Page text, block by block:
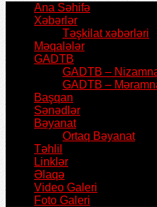
Ana Səhifə
Xəbərlər
Təşkilat xəbərləri
Məqalələr
GADTB
GADTB –
GADTB –
Başqan
Sənədlər
Bəyanat
Ortaq Bəyanat
Təhlil
Linklər
Əlaqə
Video Galeri
Foto Galeri